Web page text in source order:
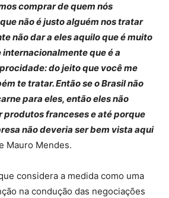
comprar de quem nós
não é justo alguém nos tratar
não dar a eles aquilo que é muito
que é a
do jeito que você me
te tratar. Então se o Brasil não
para eles, então eles não
produtos franceses e até porque
não deveria ser bem vista aqui
Mauro Mendes.
considera a medida como uma
na condução das negociações